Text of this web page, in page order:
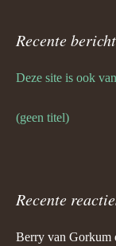
Recente
Deze site is ook
(geen titel)
Recente
Berry van Gorkum